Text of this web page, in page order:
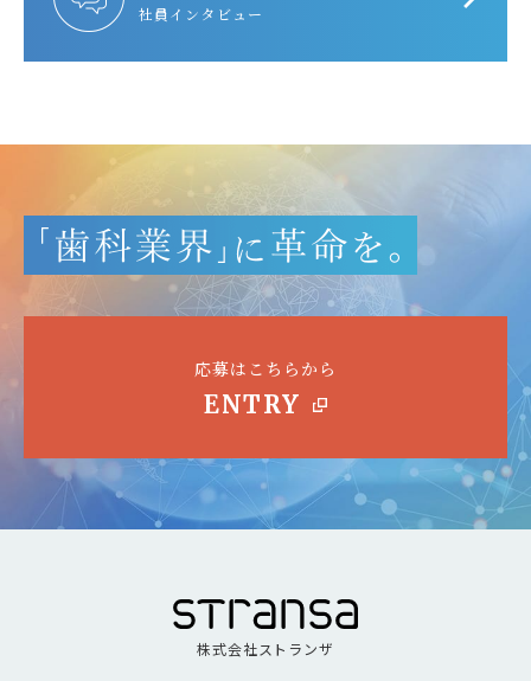
社員インタビュー
応募はこちらから
ENTRY
株式会社ストランザ